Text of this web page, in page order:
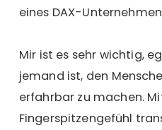
eines DAX-
Mir ist es sehr wichtig,
jemand ist, den
erfahrbar zu machen.
Fingerspitzengefühl